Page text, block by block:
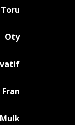
Toru
Oty
Fran
Mulk